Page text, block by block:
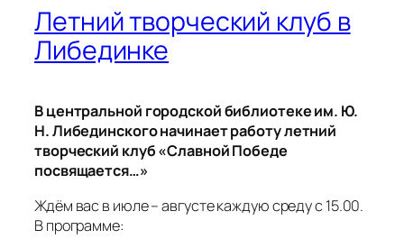
Летний творческий клуб в
Либединке
В центральной городской библиотеке им. Ю.
Н. Либединского начинает работу летний
творческий клуб «Славной Победе
посвящается…»
Ждём вас в июле – августе каждую среду с 15.00.
В программе: